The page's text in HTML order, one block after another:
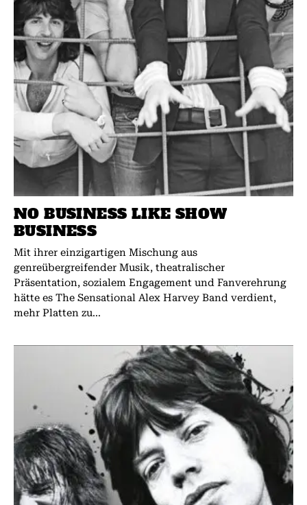
NO BUSINESS LIKE SHOW
BUSINESS
Mit ihrer einzigartigen Mischung aus
genreübergreifender Musik, theatralischer
Präsentation, sozialem Engagement und Fanverehrung
hätte es The Sensational Alex Harvey Band verdient,
mehr Platten zu...